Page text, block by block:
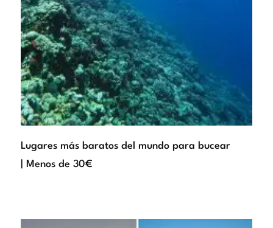
Lugares más baratos del mundo para bucear
| Menos de 30€